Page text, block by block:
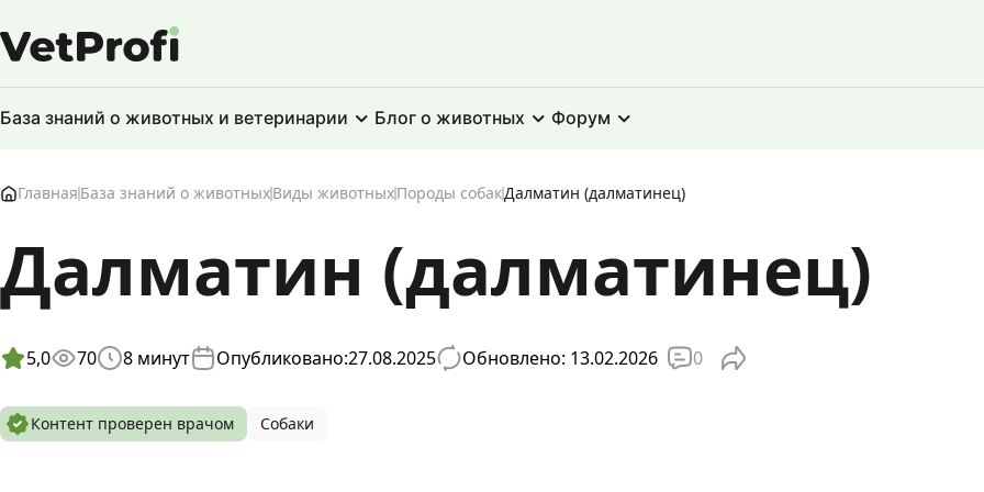
База знаний о животных и ветеринарии Блог о животных Форум
Главная База знаний о животныхВиды животныхПороды собакДалматин (далматинец)
Далматин (далматинец)
5,0 70 8 минут Опубликовано:27.08.2025 Обновлено: 13.02.2026 0
Контент проверен врачом Собаки